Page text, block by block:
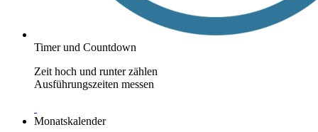
Timer und Countdown
Zeit hoch und runter zählen
Ausführungszeiten messen
Monatskalender